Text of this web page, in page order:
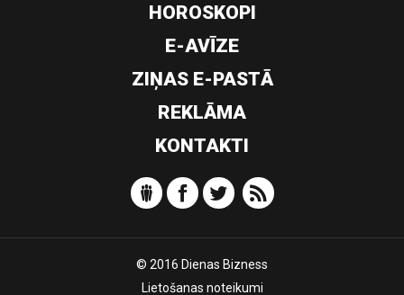
HOROSKOPI
E-AVĪZE
ZIŅAS E-PASTĀ
REKLĀMA
KONTAKTI
© 2016 Dienas Bizness
Lietošanas noteikumi